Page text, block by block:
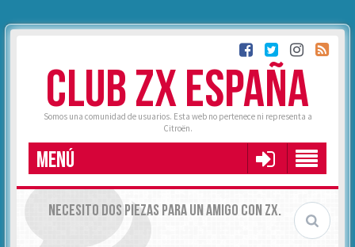
CLUB ZX ESPAÑA
Somos una comunidad de usuarios. Esta web no pertenece ni representa a
Citroën.
MENÚ
NECESITO DOS PIEZAS PARA UN AMIGO CON ZX.